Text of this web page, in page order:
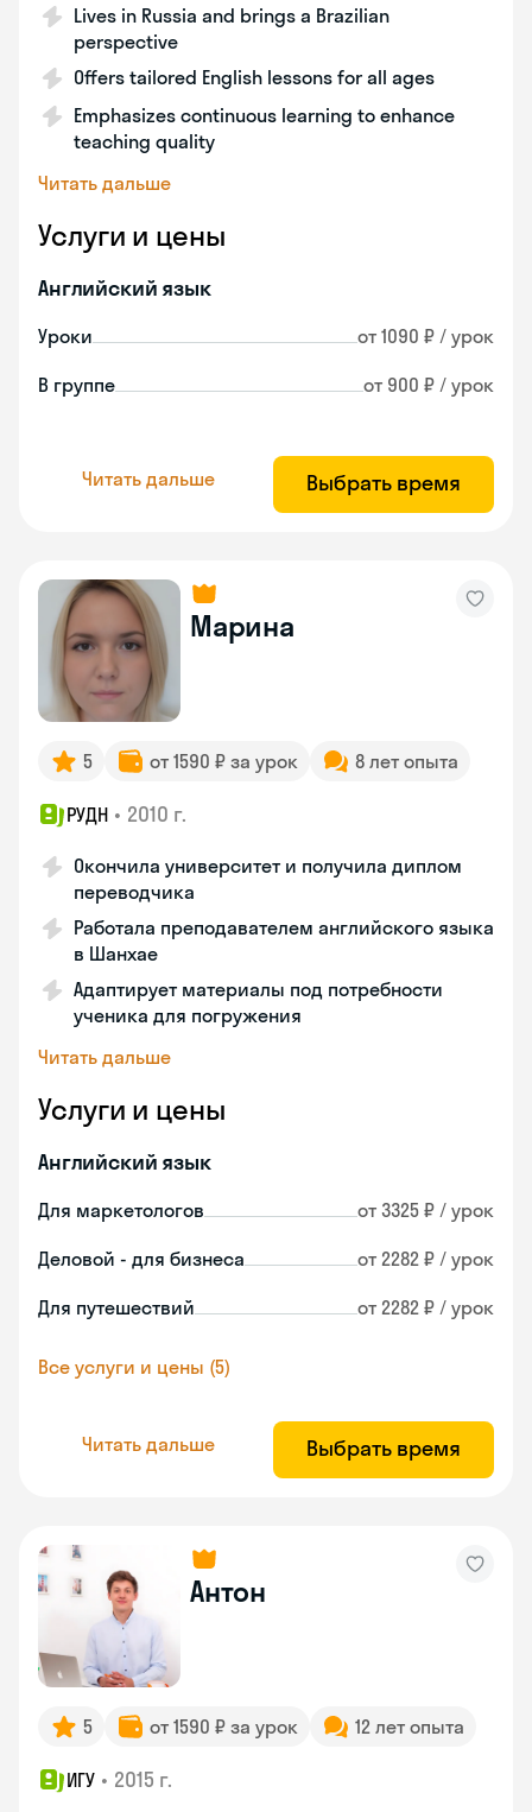
Lives in Russia and brings a Brazilian
perspective
Offers tailored English lessons for all ages
Emphasizes continuous learning to enhance
teaching quality
Читать дальше
Услуги и цены
Английский язык
Уроки от 1090 ₽ / урок
В группе от 900 ₽ / урок
Читать дальше Выбрать время
Марина
5 от 1590 ₽ за урок 8 лет опыта
РУДН • 2010 г.
Окончила университет и получила диплом
переводчика
Работала преподавателем английского языка
в Шанхае
Адаптирует материалы под потребности
ученика для погружения
Читать дальше
Услуги и цены
Английский язык
Для маркетологов от 3325 ₽ / урок
Деловой - для бизнеса от 2282 ₽ / урок
Для путешествий от 2282 ₽ / урок
Все услуги и цены (5)
Читать дальше Выбрать время
Антон
5 от 1590 ₽ за урок 12 лет опыта
ИГУ • 2015 г.